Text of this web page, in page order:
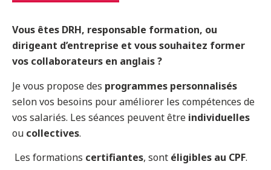
Vous êtes DRH, responsable formation, ou
dirigeant d’entreprise et vous souhaitez former
vos collaborateurs en anglais ?
Je vous propose des programmes personnalisés
selon vos besoins pour améliorer les compétences de
vos salariés. Les séances peuvent être individuelles
ou collectives.
Les formations certifiantes, sont éligibles au CPF.